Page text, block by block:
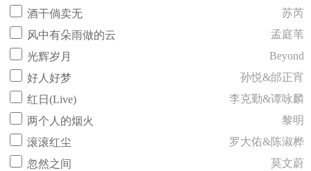
酒干倘卖无
苏芮
风中有朵雨做的云
孟庭苇
光辉岁月
Beyond
好人好梦
孙悦&邰正宵
红日(Live)
李克勤&谭咏麟
两个人的烟火
黎明
滚滚红尘
罗大佑&陈淑桦
忽然之间
莫文蔚